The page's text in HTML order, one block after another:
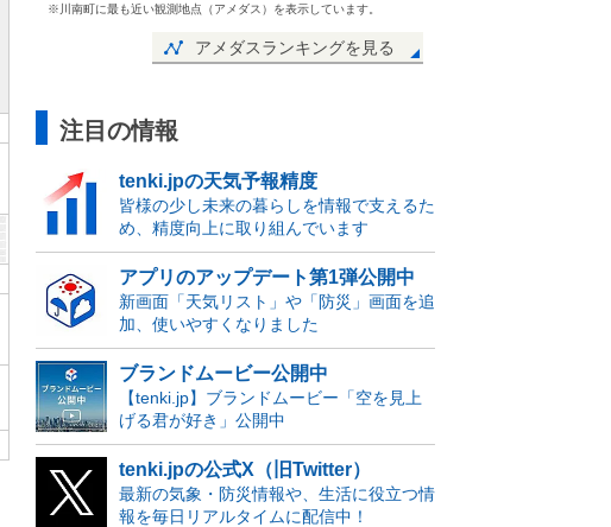
※川南町に最も近い観測地点（アメダス）を表示しています。
アメダスランキングを見る
注目の情報
tenki.jpの天気予報精度
皆様の少し未来の暮らしを情報で支えるた
め、精度向上に取り組んでいます
アプリのアップデート第1弾公開中
新画面「天気リスト」や「防災」画面を追
加、使いやすくなりました
ブランドムービー公開中
【tenki.jp】ブランドムービー「空を見上
げる君が好き」公開中
tenki.jpの公式X（旧Twitter）
最新の気象・防災情報や、生活に役立つ情
報を毎日リアルタイムに配信中！